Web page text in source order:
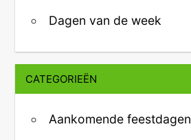
Dagen van de week
CATEGORIEËN
Aankomende feestdagen